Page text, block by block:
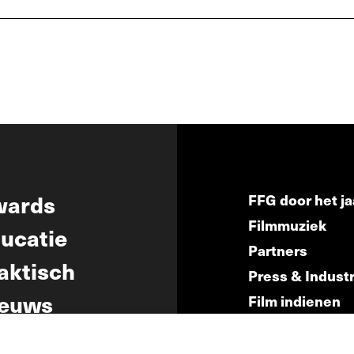
FFG door het
Filmmuziek
Partners
Press &
Film indienen